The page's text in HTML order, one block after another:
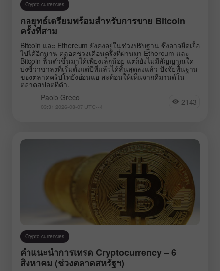
Crypto-currencies
กลยุทธ์เตรียมพร้อมสำหรับการขาย Bitcoin
ครั้งที่สาม
Bitcoin และ Ethereum ยังคงอยู่ในช่วงปรับฐาน ซึ่งอาจยืดเยื้อ
ไปได้อีกนาน ตลอดช่วงเดือนครึ่งที่ผ่านมา Ethereum และ
Bitcoin ฟื้นตัวขึ้นมาได้เพียงเล็กน้อย แต่ก็ยังไม่มีสัญญาณใด
บ่งชี้ว่าขาลงที่เริ่มตั้งแต่ปีที่แล้วได้สิ้นสุดลงแล้ว ปัจจัยพื้นฐาน
ของตลาดคริปโทยังอ่อนแอ สะท้อนให้เห็นจากดีมานด์ใน
ตลาดสปอตที่ต่ำ.
Paolo Greco
03:31 2026-08-07 UTC--4 2143
Crypto-currencies
คำแนะนำการเทรด Cryptocurrency – 6
สิงหาคม (ช่วงตลาดสหรัฐฯ)